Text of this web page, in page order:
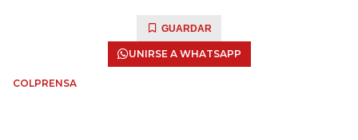
GUARDAR
UNIRSE A WHATSAPP
COLPRENSA